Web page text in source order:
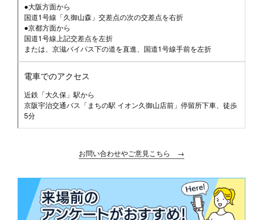
●大阪方面から
国道1号線「久御山森」交差点の次の交差点を右折
●京都方面から
国道1号線上記交差点を左折
または、京滋バイパス下の道を直進、国道1号線手前を左折
電車でのアクセス
近鉄「大久保」駅から
京阪宇治交通バス「まちの駅 イオン久御山店前」停留所下車、徒歩
5分
お問い合わせやご意見こちら →